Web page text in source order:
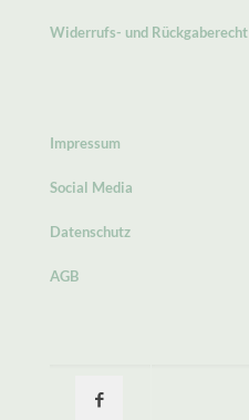
Widerrufs- und Rückgaberecht
Impressum
Social Media
Datenschutz
AGB